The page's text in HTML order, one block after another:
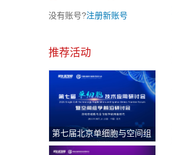
没有账号?注册新账号
推荐活动
第七届北京单细胞与空间组
学研讨会